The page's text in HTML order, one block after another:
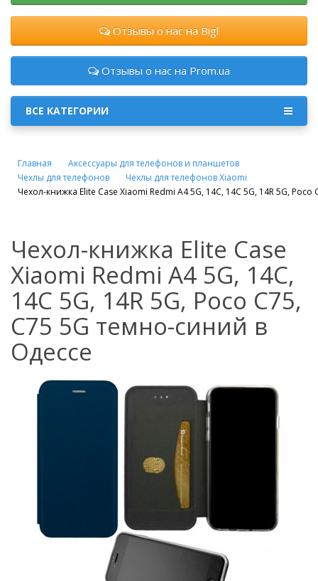
Отзывы о нас на Bigl
Отзывы о нас на Prom.ua
ВСЕ КАТЕГОРИИ
Главная
Аксессуары для телефонов и планшетов
Чехлы для телефонов
Чехлы для телефонов Xiaomi
Чехол-книжка Elite Case Xiaomi Redmi A4 5G, 14C, 14C 5G, 14R 5G,
Чехол-книжка Elite Case
Xiaomi Redmi A4 5G, 14C,
14C 5G, 14R 5G, Poco C75,
C75 5G темно-синий в
Одессе